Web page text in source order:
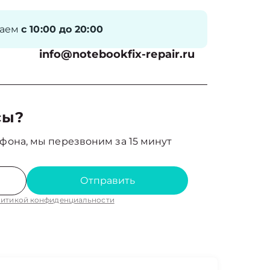
с 10:00 до 20:00
info@notebookfix-repair.ru
мы перезвоним за 15 минут
Отправить
конфиденциальности